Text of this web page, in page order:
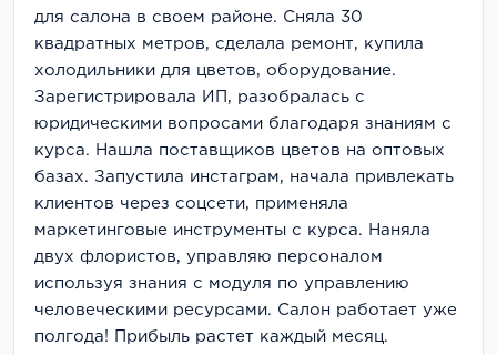
для салона в своем районе. Сняла 30
квадратных метров, сделала ремонт, купила
холодильники для цветов, оборудование.
Зарегистрировала ИП, разобралась с
юридическими вопросами благодаря знаниям с
курса. Нашла поставщиков цветов на оптовых
базах. Запустила инстаграм, начала привлекать
клиентов через соцсети, применяла
маркетинговые инструменты с курса. Наняла
двух флористов, управляю персоналом
используя знания с модуля по управлению
человеческими ресурсами. Салон работает уже
полгода! Прибыль растет каждый месяц.